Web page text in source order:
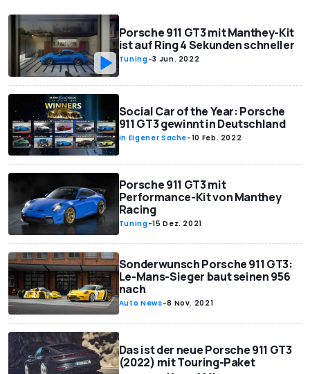
Porsche 911 GT3 mit Manthey-Kit
ist auf Ring 4 Sekunden schneller
Tuning-3 Jun. 2022
Social Car of the Year: Porsche
911 GT3 gewinnt in Deutschland
In Eigener Sache-10 Feb. 2022
Porsche 911 GT3 mit
Performance-Kit von Manthey
Racing
Tuning-15 Dez. 2021
Sonderwunsch Porsche 911 GT3:
Le-Mans-Sieger baut seinen 956
nach
Auto News-8 Nov. 2021
Das ist der neue Porsche 911 GT3
(2022) mit Touring-Paket